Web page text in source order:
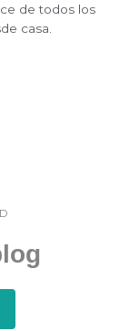
de todos los
casa.